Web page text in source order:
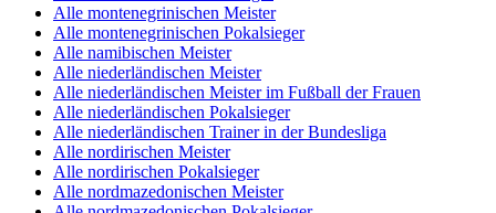
Alle montenegrinischen Meister
Alle montenegrinischen Pokalsieger
Alle namibischen Meister
Alle niederländischen Meister
Alle niederländischen Meister im Fußball der Frauen
Alle niederländischen Pokalsieger
Alle niederländischen Trainer in der Bundesliga
Alle nordirischen Meister
Alle nordirischen Pokalsieger
Alle nordmazedonischen Meister